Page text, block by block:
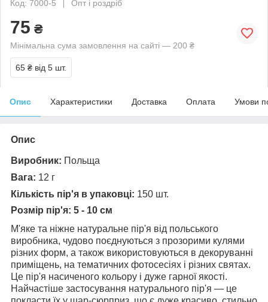
Код: 7000-5
Опт і роздріб
75 ₴
Мінімальна сума замовлення на сайті — 200 ₴
65 ₴ від 5 шт.
Опис Характеристики Доставка Оплата Умови
Опис
Виробник: Польща
Вага: 12 г
Кількість пір'я в упаковці: 150 шт.
Розмір пір'я: 5 - 10 см
М'яке та ніжне натуральне пір'я від польського
виробника, чудово поєднуються з прозорими кулями
різних форм, а також використовуються в декоруванні
приміщень, на тематичних фотосесіях і різних святах.
Це пір'я насиченого кольору і дуже гарної якості.
Найчастіше застосування натурального пір'я — це